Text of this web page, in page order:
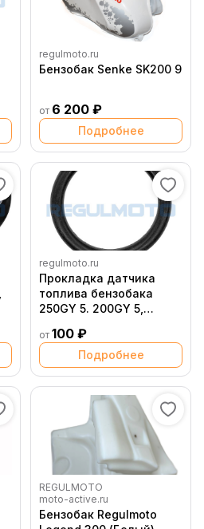
regulmoto.ru
Бензобак Senke SK200 9
от 6 200 ₽
Подробнее
regulmoto.ru
Прокладка датчика
топлива бензобака
250GY 5. 200GY 5,
от 100 ₽
Подробнее
REGULMOTO
moto-active.ru
Бензобак Regulmoto